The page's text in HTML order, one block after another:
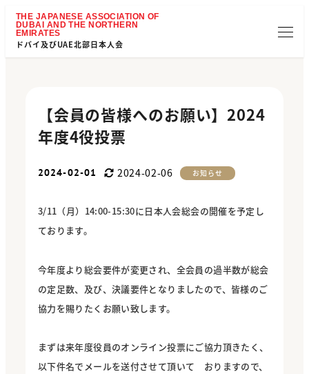
ドバイ及びUAE北部日本人会
【会員の皆様へのお願い】2024
年度4役投票
投稿日
2024-02-01
更新日
2024-02-06 カテゴリー
お知らせ
3/11（月）14:00-15:30に日本人会総会の開催を予定し
ております。
今年度より総会要件が変更され、全会員の過半数が総会
の定足数、及び、決議要件となりましたので、皆様のご
協力を賜りたくお願い致します。
まずは来年度役員のオンライン投票にご協力頂きたく、
以下件名でメールを送付させて頂いて おりますので、